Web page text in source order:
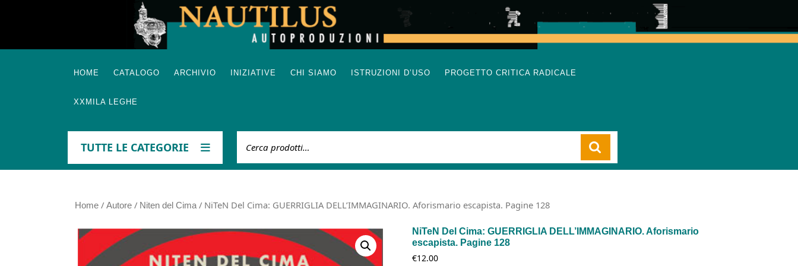
HOME CATALOGO ARCHIVIO INIZIATIVE CHI SIAMO ISTRUZIONI D’USO PROGETTO CRITICA RADICALE
XXMILA LEGHE
TUTTE LE CATEGORIE
Home / Autore / Niten del Cima/ NiTeN Del Cima: GUERRIGLIA DELL’IMMAGINARIO. Aforismario escapista. Pagine 128
NiTeN Del Cima: GUERRIGLIA DELL’IMMAGINARIO. Aforismario
escapista. Pagine 128
€12.00